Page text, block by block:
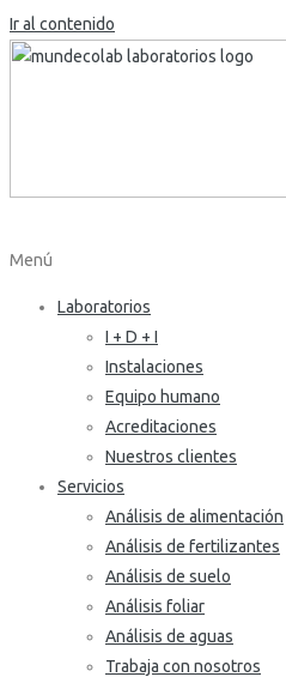
Ir al contenido
Menú
Laboratorios
I + D + I
Instalaciones
Equipo humano
Acreditaciones
Nuestros clientes
Servicios
Análisis de alimentación
Análisis de fertilizantes
Análisis de suelo
Análisis foliar
Análisis de aguas
Trabaja con nosotros